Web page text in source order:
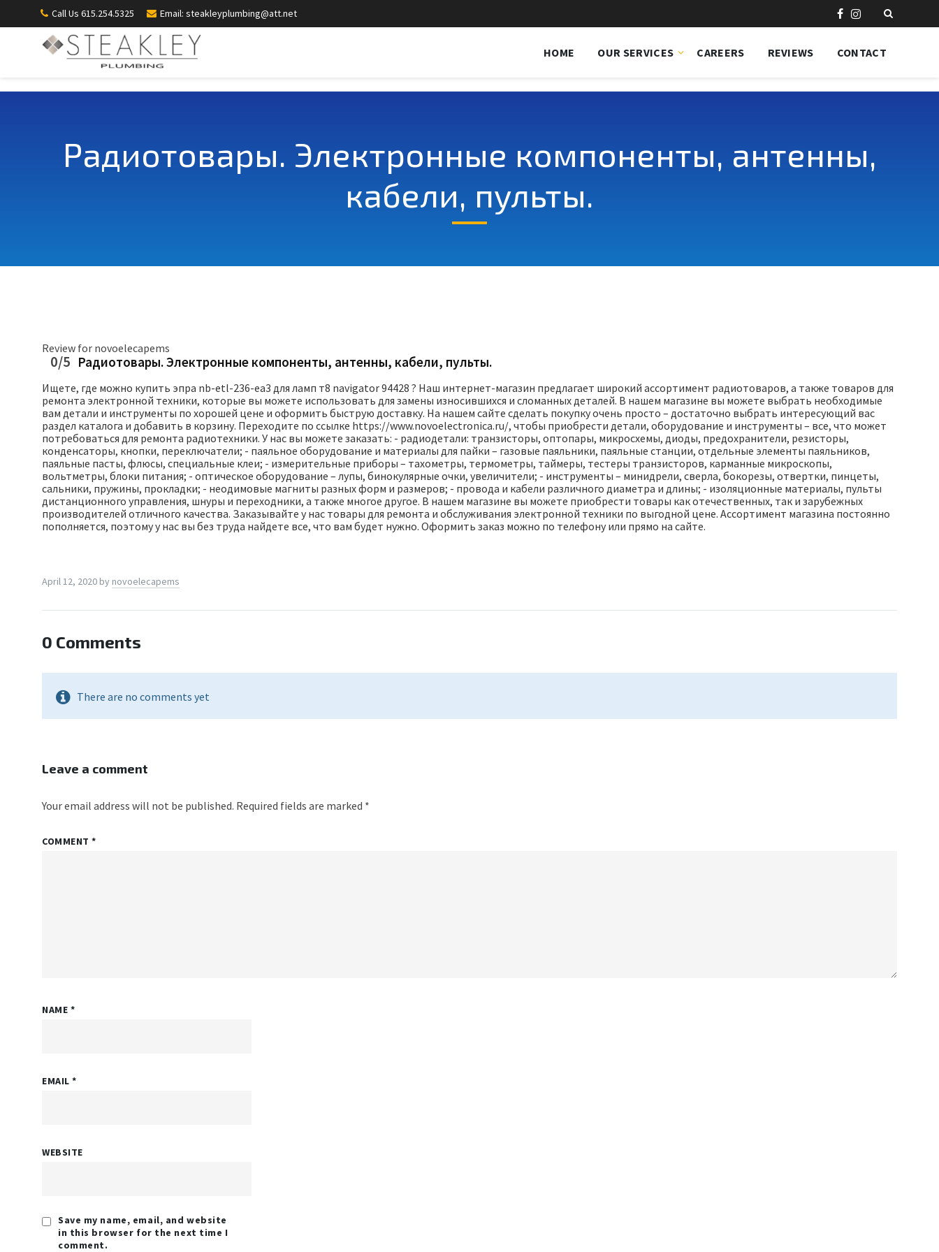
Call Us 615.254.5325 Email: steakleyplumbing@att.net
HOME OUR SERVICES CAREERS REVIEWS CONTACT
Радиотовары. Электронные компоненты, антенны,
кабели, пульты.
Review for novoelecapems
0/5 Радиотовары. Электронные компоненты, антенны, кабели, пульты.
Ищете, где можно купить эпра nb-etl-236-ea3 для ламп т8 navigator 94428 ? Наш интернет-магазин предлагает широкий ассортимент радиотоваров, а также товаров для
ремонта электронной техники, которые вы можете использовать для замены износившихся и сломанных деталей. В нашем магазине вы можете выбрать необходимые
вам детали и инструменты по хорошей цене и оформить быструю доставку. На нашем сайте сделать покупку очень просто – достаточно выбрать интересующий вас
раздел каталога и добавить в корзину. Переходите по ссылке https://www.novoelectronica.ru/, чтобы приобрести детали, оборудование и инструменты – все, что может
потребоваться для ремонта радиотехники. У нас вы можете заказать: - радиодетали: транзисторы, оптопары, микросхемы, диоды, предохранители, резисторы,
конденсаторы, кнопки, переключатели; - паяльное оборудование и материалы для пайки – газовые паяльники, паяльные станции, отдельные элементы паяльников,
паяльные пасты, флюсы, специальные клеи; - измерительные приборы – тахометры, термометры, таймеры, тестеры транзисторов, карманные микроскопы,
вольтметры, блоки питания; - оптическое оборудование – лупы, бинокулярные очки, увеличители; - инструменты – минидрели, сверла, бокорезы, отвертки, пинцеты,
сальники, пружины, прокладки; - неодимовые магниты разных форм и размеров; - провода и кабели различного диаметра и длины; - изоляционные материалы, пульты
дистанционного управления, шнуры и переходники, а также многое другое. В нашем магазине вы можете приобрести товары как отечественных, так и зарубежных
производителей отличного качества. Заказывайте у нас товары для ремонта и обслуживания электронной техники по выгодной цене. Ассортимент магазина постоянно
пополняется, поэтому у нас вы без труда найдете все, что вам будет нужно. Оформить заказ можно по телефону или прямо на сайте.
April 12, 2020 by novoelecapems
0 Comments
There are no comments yet
Leave a comment
Your email address will not be published. Required fields are marked *
COMMENT*
NAME *
EMAIL*
WEBSITE
Save my name, email, and website
in this browser for the next time I
comment.